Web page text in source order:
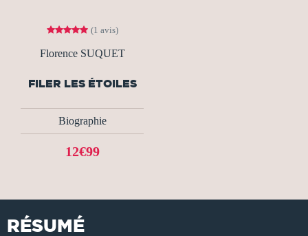
(1 avis)
Florence SUQUET
FILER LES ÉTOILES
Biographie
12€99
RÉSUMÉ